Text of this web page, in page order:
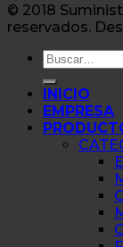
© 2018
reservados.
Buscar
por:
INICIO
EMPRESA